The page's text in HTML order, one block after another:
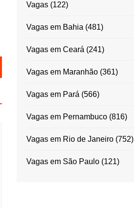
Vagas(122)
Vagas em Bahia (481)
Vagas em Ceará (241)
Vagas em Maranhão(361)
Vagas em Pará (566)
Vagas em Pernambuco(816)
Vagas em Rio de Janeiro(752)
Vagas em São Paulo(121)